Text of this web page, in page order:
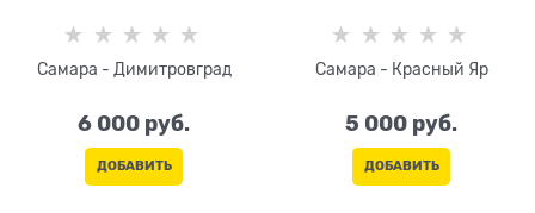
Самара - Димитровград
6 000 руб.
ДОБАВИТЬ
Самара - Красный Яр
5 000 руб.
ДОБАВИТЬ